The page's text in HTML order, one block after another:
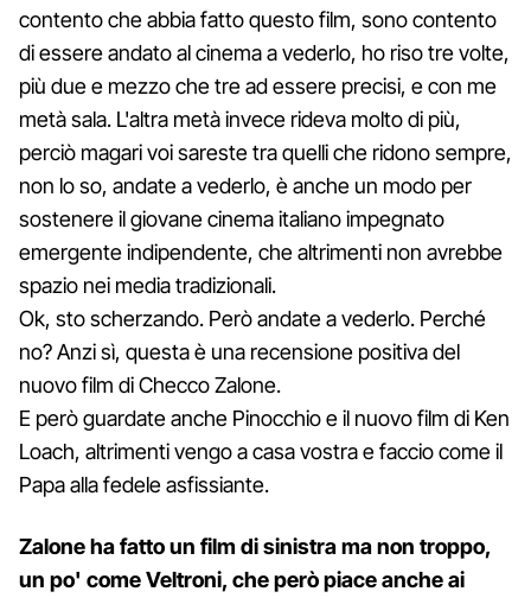
contento che abbia fatto questo film, sono contento
di essere andato al cinema a vederlo, ho riso tre volte,
più due e mezzo che tre ad essere precisi, e con me
metà sala. L'altra metà invece rideva molto di più,
perciò magari voi sareste tra quelli che ridono sempre,
non lo so, andate a vederlo, è anche un modo per
sostenere il giovane cinema italiano impegnato
emergente indipendente, che altrimenti non avrebbe
spazio nei media tradizionali.
Ok, sto scherzando. Però andate a vederlo. Perché
no? Anzi sì, questa è una recensione positiva del
nuovo film di Checco Zalone.
E però guardate anche Pinocchio e il nuovo film di Ken
Loach, altrimenti vengo a casa vostra e faccio come il
Papa alla fedele asfissiante.
Zalone ha fatto un film di sinistra ma non troppo,
un po' come Veltroni, che però piace anche ai